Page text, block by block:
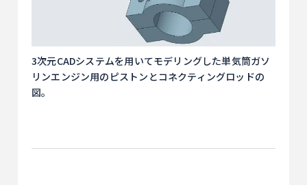
3次元CADシステムを用いてモデリングした単気筒ガソ
リンエンジン用のピストンとコネクティングロッドの
図。